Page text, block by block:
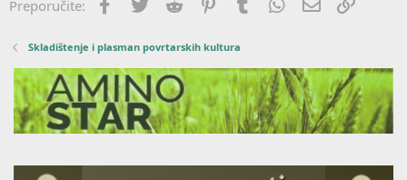
Preporučite:
Skladištenje i plasman povrtarskih kultura